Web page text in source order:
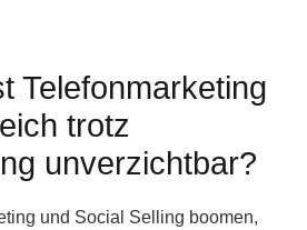
Telefonmarketing
trotz
unverzichtbar?
und Social Selling boomen,